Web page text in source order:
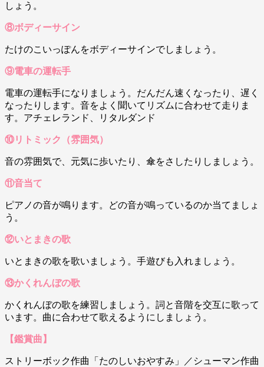
しょう。
⑧ボディーサイン
たけのこいっぽんをボディーサインでしましょう。
⑨電車の運転手
電車の運転手になりましょう。だんだん速くなったり、遅く
なったりします。音をよく聞いてリズムに合わせて走りま
す。アチェレランド、リタルダンド
⑩リトミック（雰囲気）
音の雰囲気で、元気に歩いたり、傘をさしたりしましょう。
⑪音当て
ピアノの音が鳴ります。どの音が鳴っているのか当てましょ
う。
⑫いとまきの歌
いとまきの歌を歌いましょう。手遊びも入れましょう。
⑬かくれんぼの歌
かくれんぼの歌を練習しましょう。詞と音階を交互に歌って
います。曲に合わせて歌えるようにしましょう。
【鑑賞曲】
ストリーボック作曲「たのしいおやすみ」／シューマン作曲